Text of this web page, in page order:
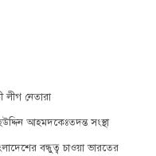
লীগ নেতারা
আহমদকেঃতদন্ত সংস্থা
বন্ধুত্ব চাওয়া ভারতের